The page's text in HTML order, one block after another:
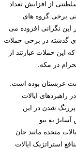
از افزایش تعداد
برخی گروه های
این نگرانی افزوده می
گذشته در برخی حملات
حملات عبارتند از
در مکه.
عربستان بوده است.
راهبردهای ایالات
پررنگ شدن در این
در مارس ۲۰۱۶، جولین آسانژ به نیو
متحده مانند جان
استراتژیک ایالات